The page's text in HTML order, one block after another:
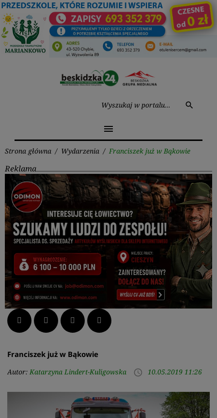
Przejdź
do
treści
search
menu
Strona główna / Wydarzenia / Franciszek już w Bąkowie
Reklama
Facebook Twitter LinkedIn Pinterest
Franciszek już w Bąkowie
Autor: Katarzyna Lindert-Kuligowska access_time 10.05.2019 11:26